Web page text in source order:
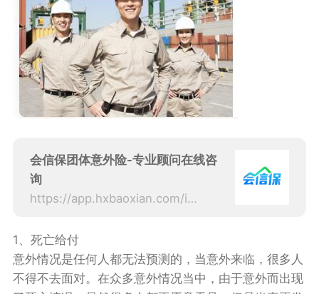
会信保团体意外险-专业顾问在线咨
询
https://app.hxbaoxian.com/insurance?p=1&l=20&t=6&c=0&sourceType=web
1、死亡给付
意外情况是任何人都无法预测的，当意外来临，很多人
不得不去面对。在众多意外情况当中，由于意外而出现